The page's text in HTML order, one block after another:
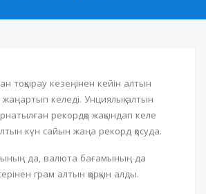
АРНАЛҒАН ЖОБАЛАР
ЖЫЛЖЫМАЙТЫН МҮЛІК
тоқырау кезеңінен кейін алтын
келеді. Унциялық алтын
рекордқа жақындап келе
күн сайын жаңа рекорд қосуда.
да, валюта бағамының да
грам алтын қарқын алды.